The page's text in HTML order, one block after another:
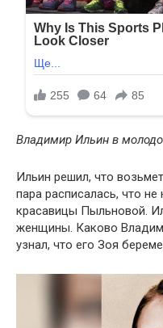
Владимир Ильин в
Ильин решил, что
пара расписалась, что
красавицы Пыльновой.
женщины. Каково
узнал, что его Зоя